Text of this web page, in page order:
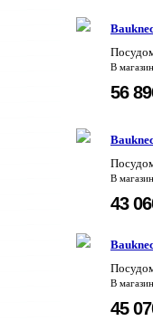
В
56
В
43
В
45